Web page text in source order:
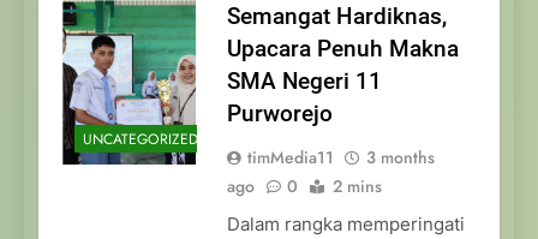
UNCATEGORIZED
Semangat Hardiknas,
Upacara Penuh Makna
SMA Negeri 11
Purworejo
timMedia11
3 months
ago
0 2 mins
Dalam rangka memperingati